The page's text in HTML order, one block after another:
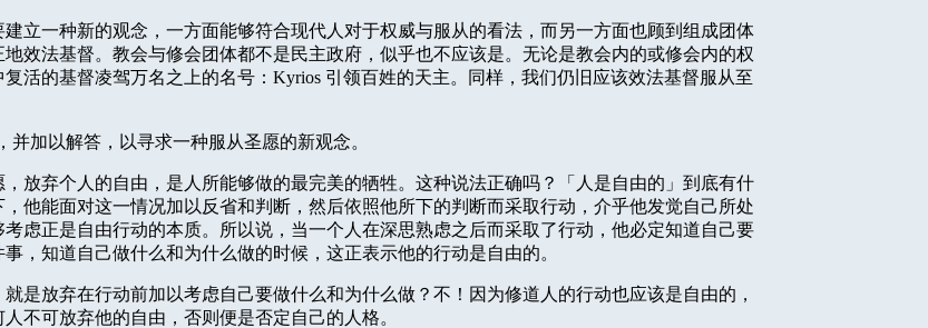
立一种新的观念，一方面能够符合现代人对于权威与服从的看法，而另一方面也顾到组成团体
效法基督。教会与修会团体都不是民主政府，似乎也不应该是。无论是教会内的或修会内的权
活的基督凌驾万名之上的名号： Kyrios 引领百姓的天主。同样，我们仍旧应该效法基督服从至
加以解答，以寻求一种服从圣愿的新观念。
，放弃个人的自由，是人所能够做的最完美的牺牲。这种说法正确吗？「人是自由的」到底有什
他能面对这一情况加以反省和判断，然后依照他所下的判断而采取行动，介乎他发觉自己所处
虑正是自由行动的本质。所以说，当一个人在深思熟虑之后而采取了行动，他必定知道自己要
，知道自己做什么和为什么做的时候，这正表示他的行动是自由的。
是放弃在行动前加以考虑自己要做什么和为什么做？不！因为修道人的行动也应该是自由的，
不可放弃他的自由，否则便是否定自己的人格。